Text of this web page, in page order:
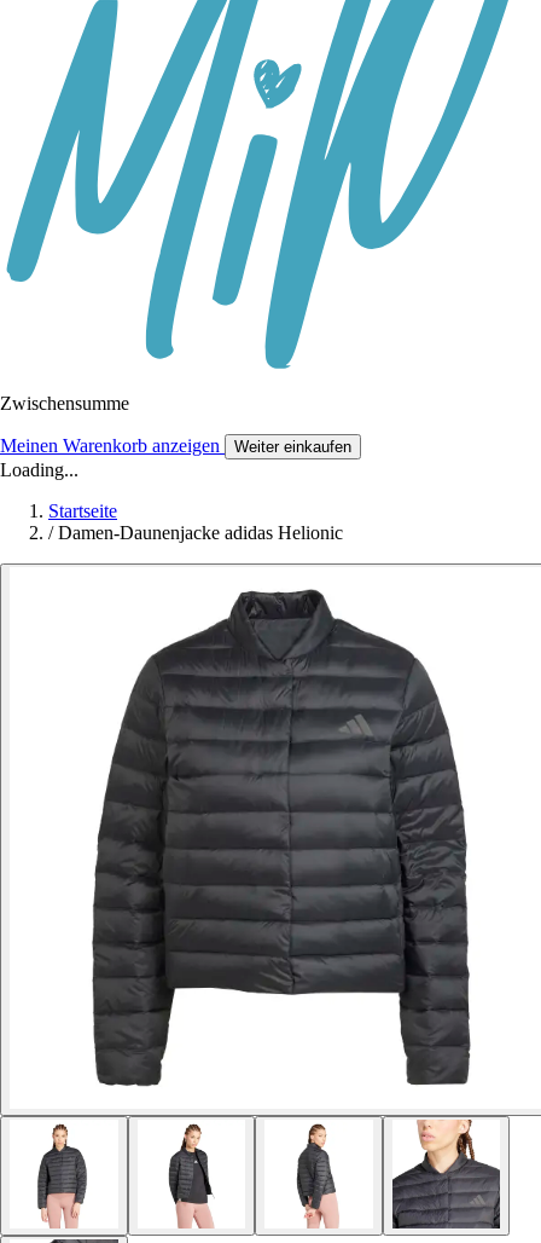
Zwischensumme
Meinen Warenkorb anzeigen Weiter einkaufen
Loading...
Startseite
/ Damen-Daunenjacke adidas Helionic